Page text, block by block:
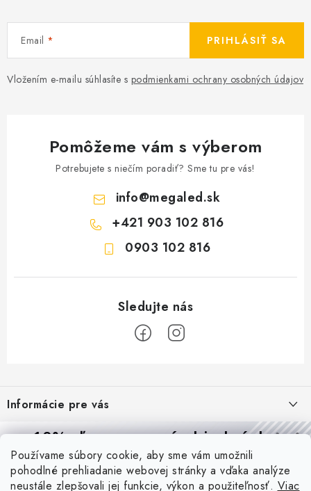
Používame súbory cookie, aby sme vám umožnili
pohodlné prehliadanie webovej stránky a vďaka analýze
neustále zlepšovali jej funkcie, výkon a použiteľnosť. Viac
Email
Vložením e-mailu súhlasíte s podmienkami ochrany osobných údajov
PRIHLÁSIŤ SA
Pomôžeme vám s výberom
Potrebujete s niečím poradiť? Sme tu pre vás!
info@megaled.sk
+421 903 102 816
0903 102 816
p
ä
Informácie pre vás
Reklamácie a formulár na odstúpenie od zmluvy
Obchodné podmienky
Podmienky ochrany osobných údajov
Blog
10% zľavana prvú objednávku
Prihláste sa azískajtezľavu aj praktické tipy,vďaka ktorým
budete svietiť lepšie a platiť menej.